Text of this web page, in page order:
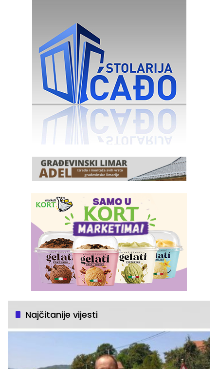
Najčitanije vijesti